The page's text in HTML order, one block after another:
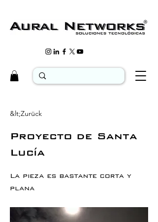
&lt;Zurück
Proyecto de Santa
Lucía
La pieza es bastante corta y
plana